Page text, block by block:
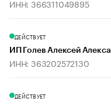
ИНН: 366311049895
ДЕЙСТВУЕТ
ИП Голев Алексей
ИНН: 363202572130
ДЕЙСТВУЕТ